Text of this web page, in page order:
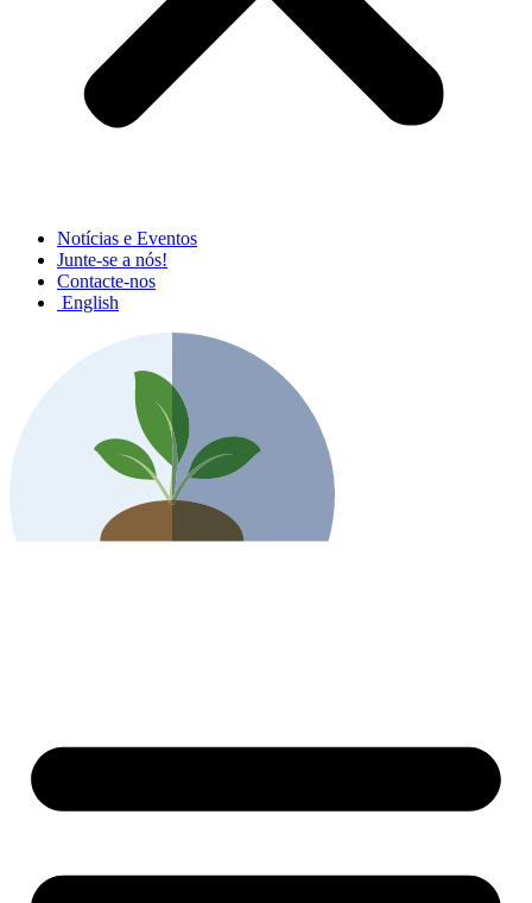
Notícias e Eventos
Junte-se a nós!
Contacte-nos
English